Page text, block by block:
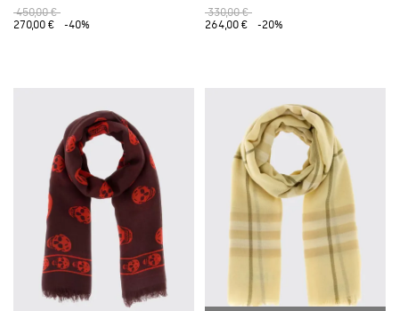
450,00 €
270,00 €
-40%
330,00 €
264,00 €
-20%